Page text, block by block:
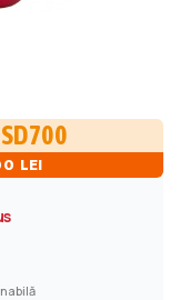
SD700
LEI